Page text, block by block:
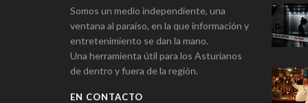
Somos un medio independiente, una
ventana al paraíso, en la que información y
entretenimiento se dan la mano.
Una herramienta útil para los Asturianos
de dentro y fuera de la región.
EN CONTACTO